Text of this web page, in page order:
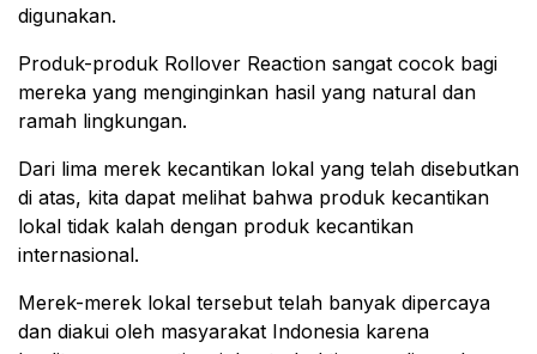
digunakan.
Produk-produk Rollover Reaction sangat cocok bagi
mereka yang menginginkan hasil yang natural dan
ramah lingkungan.
Dari lima merek kecantikan lokal yang telah disebutkan
di atas, kita dapat melihat bahwa produk kecantikan
lokal tidak kalah dengan produk kecantikan
internasional.
Merek-merek lokal tersebut telah banyak dipercaya
dan diakui oleh masyarakat Indonesia karena